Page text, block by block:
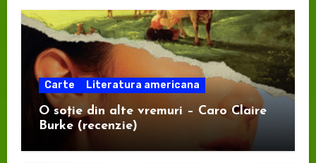
Carte Literatura americana
O soție din alte vremuri – Caro Claire
Burke (recenzie)